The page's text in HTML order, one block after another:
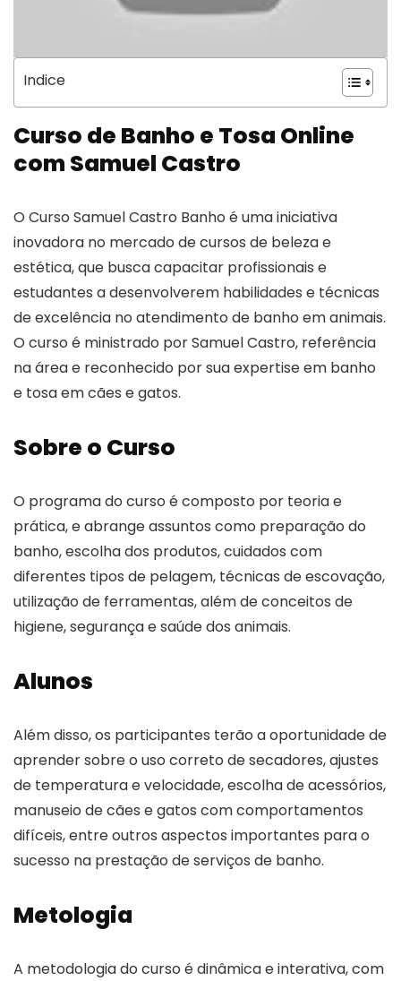
Indice
Curso de Banho e Tosa Online
com Samuel Castro
O Curso Samuel Castro Banho é uma iniciativa
inovadora no mercado de cursos de beleza e
estética, que busca capacitar profissionais e
estudantes a desenvolverem habilidades e técnicas
de excelência no atendimento de banho em animais.
O curso é ministrado por Samuel Castro, referência
na área e reconhecido por sua expertise em banho
e tosa em cães e gatos.
Sobre o Curso
O programa do curso é composto por teoria e
prática, e abrange assuntos como preparação do
banho, escolha dos produtos, cuidados com
diferentes tipos de pelagem, técnicas de escovação,
utilização de ferramentas, além de conceitos de
higiene, segurança e saúde dos animais.
Alunos
Além disso, os participantes terão a oportunidade de
aprender sobre o uso correto de secadores, ajustes
de temperatura e velocidade, escolha de acessórios,
manuseio de cães e gatos com comportamentos
difíceis, entre outros aspectos importantes para o
sucesso na prestação de serviços de banho.
Metologia
A metodologia do curso é dinâmica e interativa, com